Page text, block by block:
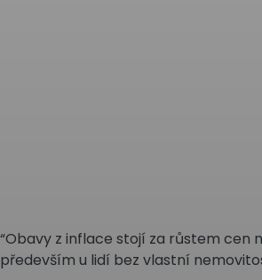
“Obavy z inflace stojí za růstem cen
především u lidí bez vlastní